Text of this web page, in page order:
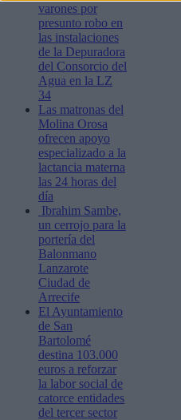
varones por
presunto robo en
las instalaciones
de la Depuradora
del Consorcio del
Agua en la LZ
34
Las matronas del
Molina Orosa
ofrecen apoyo
especializado a la
lactancia materna
las 24 horas del
día
Ibrahim Sambe,
un cerrojo para la
portería del
Balonmano
Lanzarote
Ciudad de
Arrecife
El Ayuntamiento
de San
Bartolomé
destina 103.000
euros a reforzar
la labor social de
catorce entidades
del tercer sector